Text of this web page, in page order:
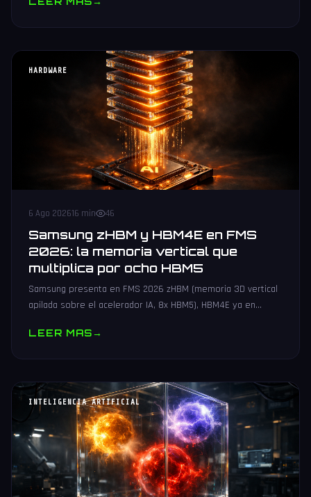
HARDWARE
6 Ago 202616 min 46
Samsung zHBM y HBM4E en FMS
2026: la memoria vertical que
multiplica por ocho HBM5
Samsung presenta en FMS 2026 zHBM (memoria 3D vertical
apilada sobre el acelerador IA, 8x HBM5), HBM4E ya en
LEER MAS→
INTELIGENCIA ARTIFICIAL